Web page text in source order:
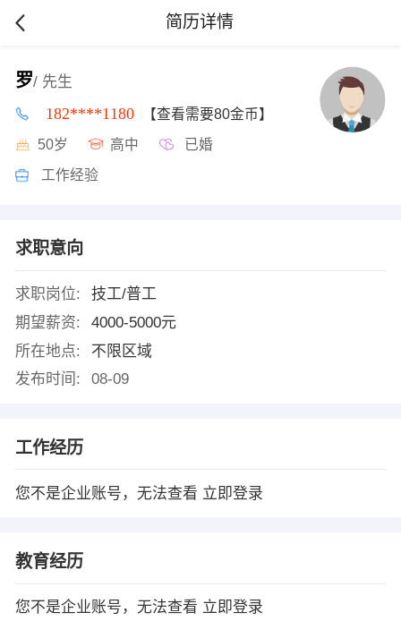
简历详情
罗/ 先生
182****1180 【查看需要80金币】
50岁 高中 已婚
工作经验
求职意向
求职岗位:
技工/普工
期望薪资:
4000-5000元
所在地点:
不限区域
发布时间:
08-09
工作经历
您不是企业账号，无法查看 立即登录
教育经历
您不是企业账号，无法查看 立即登录